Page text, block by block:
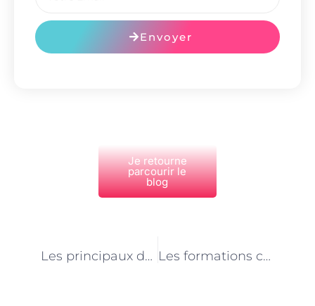
Envoyer
Je retourne
parcourir le
blog
Les principaux défis rencontrés par les maçons à Paris Les formations continues pour les maçons à Paris